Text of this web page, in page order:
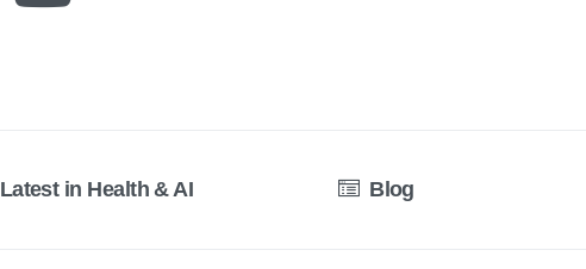
Latest in Health & AI Blog